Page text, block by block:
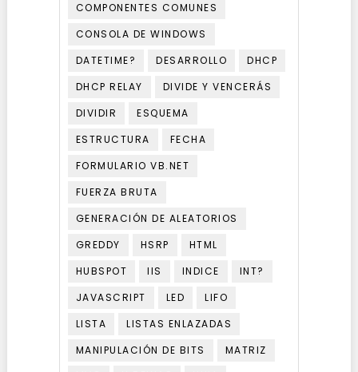
COMPONENTES COMUNES
CONSOLA DE WINDOWS
DATETIME?
DESARROLLO
DHCP
DHCP RELAY
DIVIDE Y VENCERÁS
DIVIDIR
ESQUEMA
ESTRUCTURA
FECHA
FORMULARIO VB.NET
FUERZA BRUTA
GENERACIÓN DE ALEATORIOS
GREDDY
HSRP
HTML
HUBSPOT
IIS INDICE
INT?
JAVASCRIPT
LED
LIFO
LISTA
LISTAS ENLAZADAS
MANIPULACIÓN DE BITS
MATRIZ